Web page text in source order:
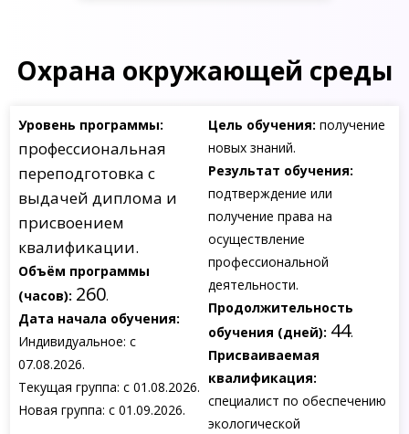
Охрана окружающей среды
Уровень программы:
профессиональная
переподготовка с
выдачей диплома и
присвоением
квалификации.
Объём программы
(часов): 260.
Дата начала обучения:
Индивидуальное: с
07.08.2026.
Текущая группа: с 01.08.2026.
Новая группа: с 01.09.2026.
Цель обучения: получение
новых знаний.
Результат обучения:
подтверждение или
получение права на
осуществление
профессиональной
деятельности.
Продолжительность
обучения (дней): 44.
Присваиваемая
квалификация:
специалист по обеспечению
экологической